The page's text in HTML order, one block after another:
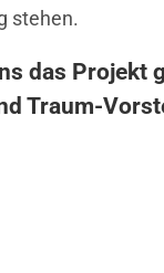
stehen.
das Projekt
Traum-